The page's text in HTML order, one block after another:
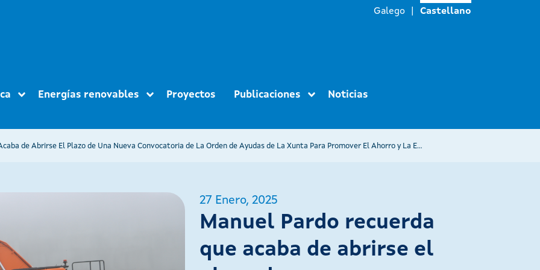
Galego Castellano
Energías renovables Proyectos Publicaciones
Noticias
Manuel Pardo Recuerda Que Acaba de Abrirse El Plazo de Una Nueva Convocatoria de La Orden de Ayudas de La Xunta Para Promover El Ahorro y La Eficiencia Energética En Las Empresas Gallegas Dotada Con 7,5 M€
27 Enero, 2025
Manuel Pardo recuerda
que acaba de abrirse el